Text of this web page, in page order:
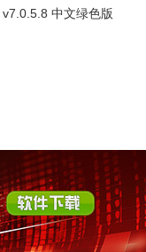
中文绿色版